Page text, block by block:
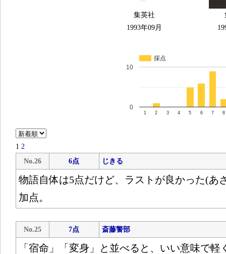
集英社
1993年09月
採点
1 2 3 4 5 6 7 8
0
10
1 2
No.26
6点 じきる
物語自体は5点だけど、ラストが良かった(あ
加点。
No.25 7点 斎藤警部
「宿命」「変身」と並べると、いい意味で